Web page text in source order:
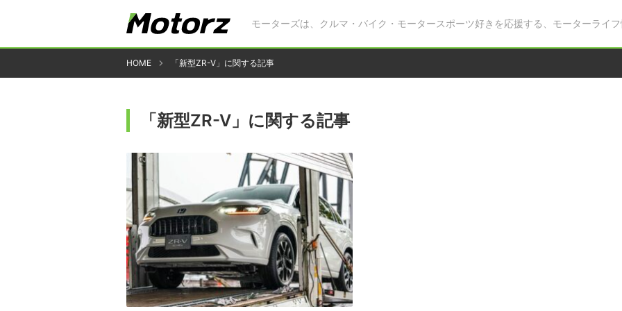
モーターズは、クルマ・バイク・モータースポーツ好きを応援する、モーターライフ
HOME 「新型ZR-V」に関する記事
「新型ZR-V」に関する記事